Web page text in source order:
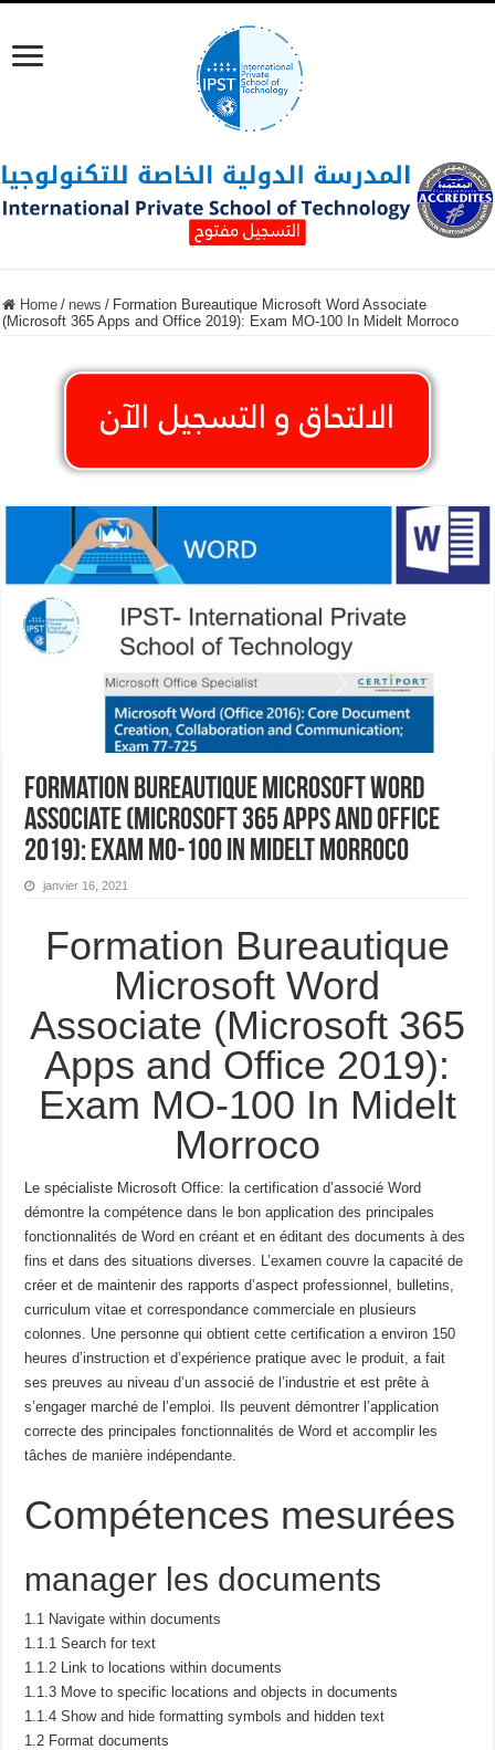
Home / news / Formation Bureautique Microsoft Word Associate
(Microsoft 365 Apps and Office 2019): Exam MO-100 In Midelt Morroco
Formation Bureautique Microsoft Word
Associate (Microsoft 365 Apps and Office
2019): Exam MO-100 In Midelt Morroco
janvier 16, 2021
Formation Bureautique
Microsoft Word
Associate (Microsoft 365
Apps and Office 2019):
Exam MO-100 In Midelt
Morroco
Le spécialiste Microsoft Office: la certification d’associé Word
démontre la compétence dans le bon application des principales
fonctionnalités de Word en créant et en éditant des documents à des
fins et dans des situations diverses.
L’examen couvre la capacité de
créer et de maintenir des rapports d’aspect professionnel,
bulletins,
curriculum vitae et correspondance commerciale en plusieurs
colonnes.
Une personne qui obtient cette certification a environ 150
heures d’instruction et d’expérience pratique avec le produit, a fait
ses preuves au niveau d’un associé de l’industrie et est prête à
s’engager marché de l’emploi.
Ils peuvent démontrer l’application
correcte des principales fonctionnalités de Word et accomplir les
tâches de manière indépendante.
Compétences mesurées
manager les documents
1.1 Navigate within documents
1.1.1 Search for text
1.1.2 Link to locations within documents
1.1.3 Move to specific locations and objects in documents
1.1.4 Show and hide formatting symbols and hidden text
1.2 Format documents